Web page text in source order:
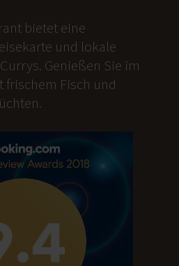
bietet eine
und lokale
Genießen Sie im
frischem Fisch und